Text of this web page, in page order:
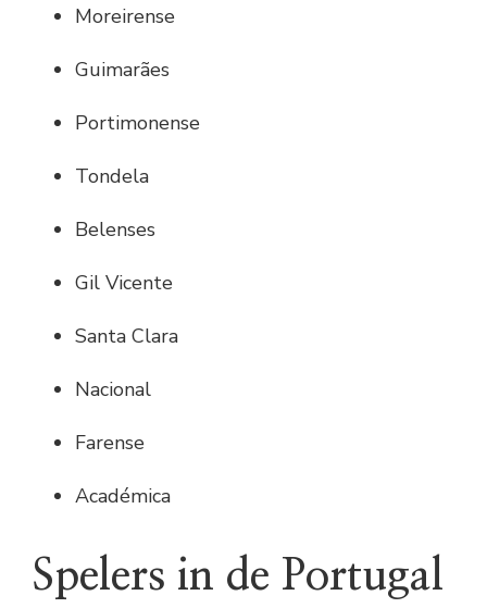
Moreirense
Guimarães
Portimonense
Tondela
Belenses
Gil Vicente
Santa Clara
Nacional
Farense
Académica
Spelers in de Portugal